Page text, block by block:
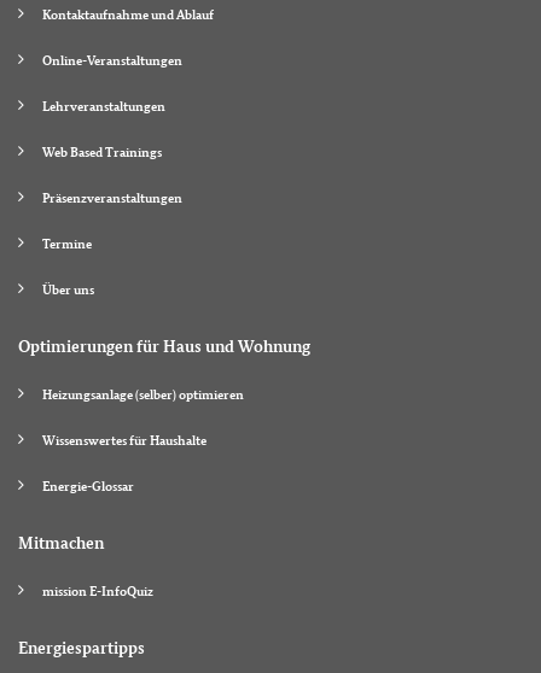
Kontaktaufnahme und Ablauf
Online-Veranstaltungen
Lehrveranstaltungen
Web Based Trainings
Präsenzveranstaltungen
Termine
Über uns
Optimierungen für Haus und Wohnung
Heizungsanlage (selber) optimieren
Wissenswertes für Haushalte
Energie-Glossar
Mitmachen
mission E-InfoQuiz
Energiespartipps